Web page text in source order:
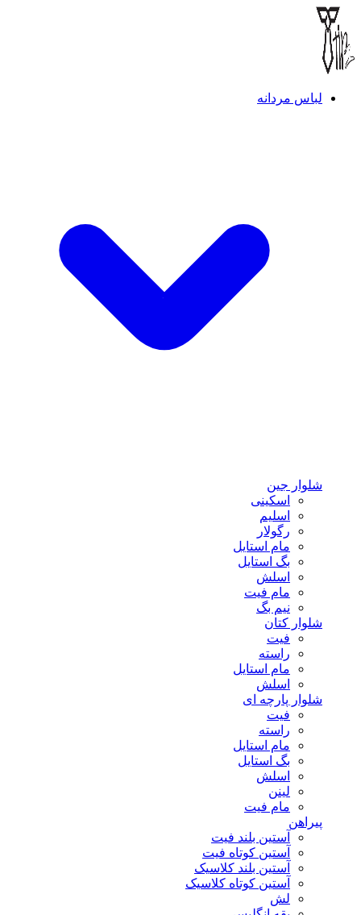
لباس مردانه
شلوار جین
اسکینی
اسلیم
رگولار
مام استایل
بگ استایل
اسلش
مام فیت
نیم بگ
شلوار کتان
فیت
راسته
مام استایل
اسلش
شلوار پارچه ای
فیت
راسته
مام استایل
بگ استایل
اسلش
لینن
مام فیت
پیراهن
آستین بلند فیت
آستین کوتاه فیت
آستین بلند کلاسیک
آستین کوتاه کلاسیک
لش